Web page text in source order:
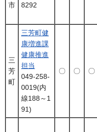
市
8292
三
芳
町
三芳町健
康増進課
健康推進
担当
049-258-
0019(内
線188～1
91)
〇 〇 〇